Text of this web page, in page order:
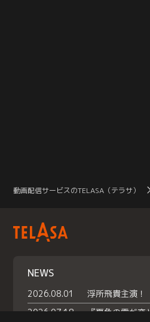
動画配信サービスのTELASA（テラサ）
NEWS
2026.08.01
2026.07.18